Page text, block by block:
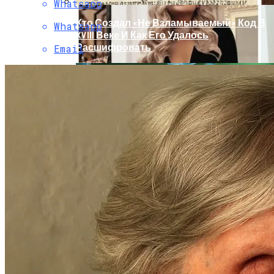
Раскрась Свой Год: Какой Цвет
Принесет Тебе Успех В 2026 Году По
Знаку Зодиака
Кто Создал «не Взламываемый» Код В
XVIII Веке И Как Его Удалось
Расшифровать
Whatsapp
Whatsapp
Email